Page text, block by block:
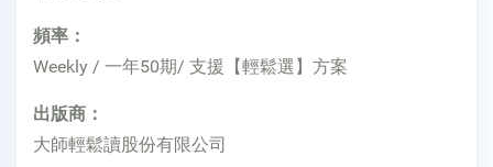
頻率：
Weekly / 一年50期/ 支援【輕鬆選】方案
出版商：
大師輕鬆讀股份有限公司